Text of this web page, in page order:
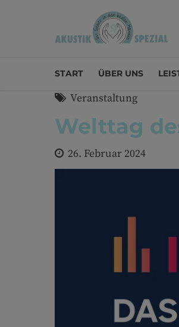
START ÜBER UNS
Veranstaltung
Welttag
26. Februar 2024